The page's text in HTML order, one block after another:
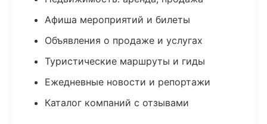
Афиша мероприятий и билеты
Объявления о продаже и услугах
Туристические маршруты и гиды
Ежедневные новости и репортажи
Каталог компаний с отзывами